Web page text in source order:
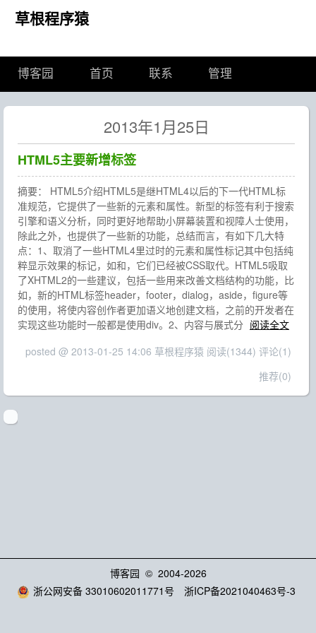
草根程序猿
博客园 首页 联系 管理
2013年1月25日
HTML5主要新增标签
摘要： HTML5介绍HTML5是继HTML4以后的下一代HTML标
准规范，它提供了一些新的元素和属性。新型的标签有利于搜索
引擎和语义分析，同时更好地帮助小屏幕装置和视障人士使用，
除此之外，也提供了一些新的功能，总结而言，有如下几大特
点：1、取消了一些HTML4里过时的元素和属性标记其中包括纯
粹显示效果的标记，如和，它们已经被CSS取代。HTML5吸取
了XHTML2的一些建议，包括一些用来改善文档结构的功能，比
如，新的HTML标签header，footer，dialog，aside，figure等
的使用，将使内容创作者更加语义地创建文档，之前的开发者在
实现这些功能时一般都是使用div。2、内容与展式分 阅读全文
posted @ 2013-01-25 14:06 草根程序猿 阅读(1344) 评论(1)
推荐(0)
博客园 © 2004-2026
浙公网安备 33010602011771号
浙ICP备2021040463号-3